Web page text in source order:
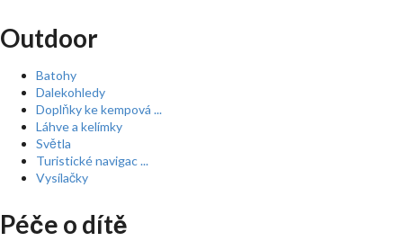
Outdoor
Batohy
Dalekohledy
Doplňky ke kempová ...
Láhve a kelímky
Světla
Turistické navigac ...
Vysílačky
Péče o dítě